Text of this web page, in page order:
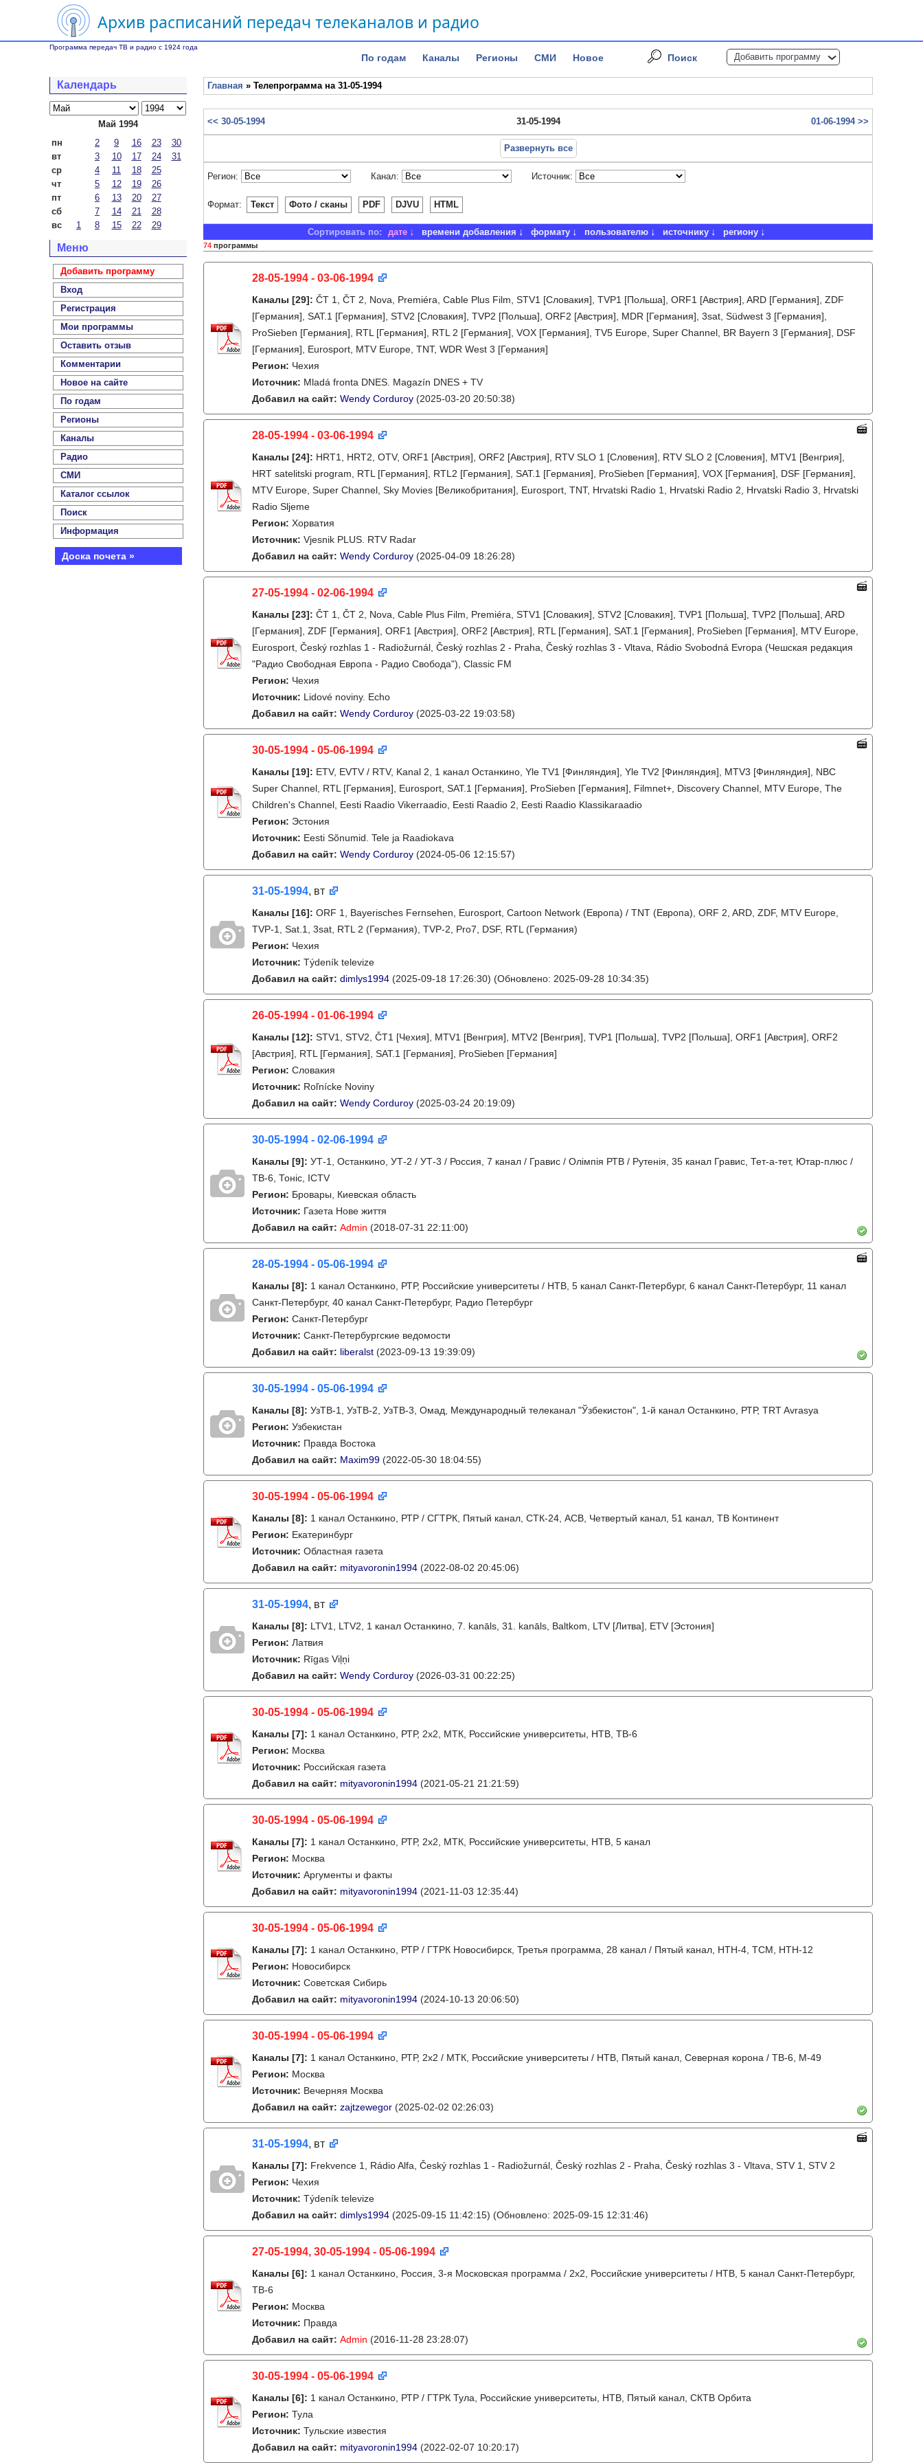
Архив расписаний передач телеканалов и радио
Программа передач ТВ и радио с 1924 года
По годам Каналы Регионы СМИ Новое Поиск Добавить программу
Календарь
Май 1994
пн
2 9 16 23
30
вт
3 10 17 24
31
ср
4 11 18
25
чт
5 12 19
26
пт
6 13 20
27
сб
7 14 21
28
вс
1 8 15 22 29
Меню
Добавить программу
Вход
Регистрация
Мои программы
Оставить отзыв
Комментарии
Новое на сайте
По годам
Регионы
Каналы
Радио
СМИ
Каталог ссылок
Поиск
Информация
Доска почета »
Главная » Телепрограмма на 31-05-1994
<< 30-05-1994 31-05-1994 01-06-1994 >>
Развернуть все
Регион: Канал: Источник:
Формат: Текст Фото / сканы PDF DJVU HTML
Сортировать по: дате времени добавления формату пользователю источнику региону
74 программы
28-05-1994 - 03-06-1994
Каналы [29]: ČT 1, ČT 2, Nova, Premiéra, Cable Plus Film, STV1 [Словакия], TVP1 [Польша], ORF1 [Австрия], ARD [Германия], ZDF
[Германия], SAT.1 [Германия], STV2 [Словакия], TVP2 [Польша], ORF2 [Австрия], MDR [Германия], 3sat, Südwest 3 [Германия],
ProSieben [Германия], RTL [Германия], RTL 2 [Германия], VOX [Германия], TV5 Europe, Super Channel, BR Bayern 3 [Германия], DSF
[Германия], Eurosport, MTV Europe, TNT, WDR West 3 [Германия]
Регион: Чехия
Источник: Mladá fronta DNES. Magazín DNES + TV
Добавил на сайт: Wendy Corduroy (2025-03-20 20:50:38)
28-05-1994 - 03-06-1994
Каналы [24]: HRT1, HRT2, OTV, ORF1 [Австрия], ORF2 [Австрия], RTV SLO 1 [Словения], RTV SLO 2 [Словения], MTV1 [Венгрия],
HRT satelitski program, RTL [Германия], RTL2 [Германия], SAT.1 [Германия], ProSieben [Германия], VOX [Германия], DSF [Германия],
MTV Europe, Super Channel, Sky Movies [Великобритания], Eurosport, TNT, Hrvatski Radio 1, Hrvatski Radio 2, Hrvatski Radio 3, Hrvatski
Radio Sljeme
Регион: Хорватия
Источник: Vjesnik PLUS. RTV Radar
Добавил на сайт: Wendy Corduroy (2025-04-09 18:26:28)
27-05-1994 - 02-06-1994
Каналы [23]: ČT 1, ČT 2, Nova, Cable Plus Film, Premiéra, STV1 [Словакия], STV2 [Словакия], TVP1 [Польша], TVP2 [Польша], ARD
[Германия], ZDF [Германия], ORF1 [Австрия], ORF2 [Австрия], RTL [Германия], SAT.1 [Германия], ProSieben [Германия], MTV Europe,
Eurosport, Český rozhlas 1 - Radiožurnál, Český rozhlas 2 - Praha, Český rozhlas 3 - Vltava, Rádio Svobodná Evropa (Чешская редакция
"Радио Свободная Европа - Радио Свобода"), Classic FM
Регион: Чехия
Источник: Lidové noviny. Echo
Добавил на сайт: Wendy Corduroy (2025-03-22 19:03:58)
30-05-1994 - 05-06-1994
Каналы [19]: ETV, EVTV / RTV, Kanal 2, 1 канал Останкино, Yle TV1 [Финляндия], Yle TV2 [Финляндия], MTV3 [Финляндия], NBC
Super Channel, RTL [Германия], Eurosport, SAT.1 [Германия], ProSieben [Германия], Filmnet+, Discovery Channel, MTV Europe, The
Children's Channel, Eesti Raadio Vikerraadio, Eesti Raadio 2, Eesti Raadio Klassikaraadio
Регион: Эстония
Источник: Eesti Sõnumid. Tele ja Raadiokava
Добавил на сайт: Wendy Corduroy (2024-05-06 12:15:57)
31-05-1994, вт
Каналы [16]: ORF 1, Bayerisches Fernsehen, Eurosport, Cartoon Network (Европа) / TNT (Европа), ORF 2, ARD, ZDF, MTV Europe,
TVP-1, Sat.1, 3sat, RTL 2 (Германия), TVP-2, Pro7, DSF, RTL (Германия)
Регион: Чехия
Источник: Týdeník televize
Добавил на сайт: dimlys1994 (2025-09-18 17:26:30) (Обновлено: 2025-09-28 10:34:35)
26-05-1994 - 01-06-1994
Каналы [12]: STV1, STV2, ČT1 [Чехия], MTV1 [Венгрия], MTV2 [Венгрия], TVP1 [Польша], TVP2 [Польша], ORF1 [Австрия], ORF2
[Австрия], RTL [Германия], SAT.1 [Германия], ProSieben [Германия]
Регион: Словакия
Источник: Roľnícke Noviny
Добавил на сайт: Wendy Corduroy (2025-03-24 20:19:09)
30-05-1994 - 02-06-1994
Каналы [9]: УТ-1, Останкино, УТ-2 / УТ-3 / Россия, 7 канал / Гравис / Олімпія РТВ / Рутенія, 35 канал Гравис, Тет-а-тет, Ютар-плюс /
ТВ-6, Тонiс, ICTV
Регион: Бровары, Киевская область
Источник: Газета Нове життя
Добавил на сайт: Admin (2018-07-31 22:11:00)
28-05-1994 - 05-06-1994
Каналы [8]: 1 канал Останкино, РТР, Российские университеты / НТВ, 5 канал Санкт-Петербург, 6 канал Санкт-Петербург, 11 канал
Санкт-Петербург, 40 канал Санкт-Петербург, Радио Петербург
Регион: Санкт-Петербург
Источник: Санкт-Петербургские ведомости
Добавил на сайт: liberalst (2023-09-13 19:39:09)
30-05-1994 - 05-06-1994
Каналы [8]: УзТВ-1, УзТВ-2, УзТВ-3, Омад, Международный телеканал "Ўзбекистон", 1-й канал Останкино, РТР, TRT Avrasya
Регион: Узбекистан
Источник: Правда Востока
Добавил на сайт: Maxim99 (2022-05-30 18:04:55)
30-05-1994 - 05-06-1994
Каналы [8]: 1 канал Останкино, РТР / СГТРК, Пятый канал, СТК-24, АСВ, Четвертый канал, 51 канал, ТВ Континент
Регион: Екатеринбург
Источник: Областная газета
Добавил на сайт: mityavoronin1994 (2022-08-02 20:45:06)
31-05-1994, вт
Каналы [8]: LTV1, LTV2, 1 канал Останкино, 7. kanāls, 31. kanāls, Baltkom, LTV [Литва], ETV [Эстония]
Регион: Латвия
Источник: Rīgas Viļņi
Добавил на сайт: Wendy Corduroy (2026-03-31 00:22:25)
30-05-1994 - 05-06-1994
Каналы [7]: 1 канал Останкино, РТР, 2х2, МТК, Российские университеты, НТВ, ТВ-6
Регион: Москва
Источник: Российская газета
Добавил на сайт: mityavoronin1994 (2021-05-21 21:21:59)
30-05-1994 - 05-06-1994
Каналы [7]: 1 канал Останкино, РТР, 2х2, МТК, Российские университеты, НТВ, 5 канал
Регион: Москва
Источник: Аргументы и факты
Добавил на сайт: mityavoronin1994 (2021-11-03 12:35:44)
30-05-1994 - 05-06-1994
Каналы [7]: 1 канал Останкино, РТР / ГТРК Новосибирск, Третья программа, 28 канал / Пятый канал, НТН-4, ТСМ, НТН-12
Регион: Новосибирск
Источник: Советская Сибирь
Добавил на сайт: mityavoronin1994 (2024-10-13 20:06:50)
30-05-1994 - 05-06-1994
Каналы [7]: 1 канал Останкино, РТР, 2х2 / МТК, Российские университеты / НТВ, Пятый канал, Северная корона / ТВ-6, М-49
Регион: Москва
Источник: Вечерняя Москва
Добавил на сайт: zajtzewegor (2025-02-02 02:26:03)
31-05-1994, вт
Каналы [7]: Frekvence 1, Rádio Alfa, Český rozhlas 1 - Radiožurnál, Český rozhlas 2 - Praha, Český rozhlas 3 - Vltava, STV 1, STV 2
Регион: Чехия
Источник: Týdeník televize
Добавил на сайт: dimlys1994 (2025-09-15 11:42:15) (Обновлено: 2025-09-15 12:31:46)
27-05-1994, 30-05-1994 - 05-06-1994
Каналы [6]: 1 канал Останкино, Россия, 3-я Московская программа / 2x2, Российские университеты / НТВ, 5 канал Санкт-Петербург,
ТВ-6
Регион: Москва
Источник: Правда
Добавил на сайт: Admin (2016-11-28 23:28:07)
30-05-1994 - 05-06-1994
Каналы [6]: 1 канал Останкино, РТР / ГТРК Тула, Российские университеты, НТВ, Пятый канал, СКТВ Орбита
Регион: Тула
Источник: Тульские известия
Добавил на сайт: mityavoronin1994 (2022-02-07 10:20:17)